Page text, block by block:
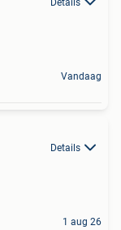
Details
Vandaag
Details
1 aug 26